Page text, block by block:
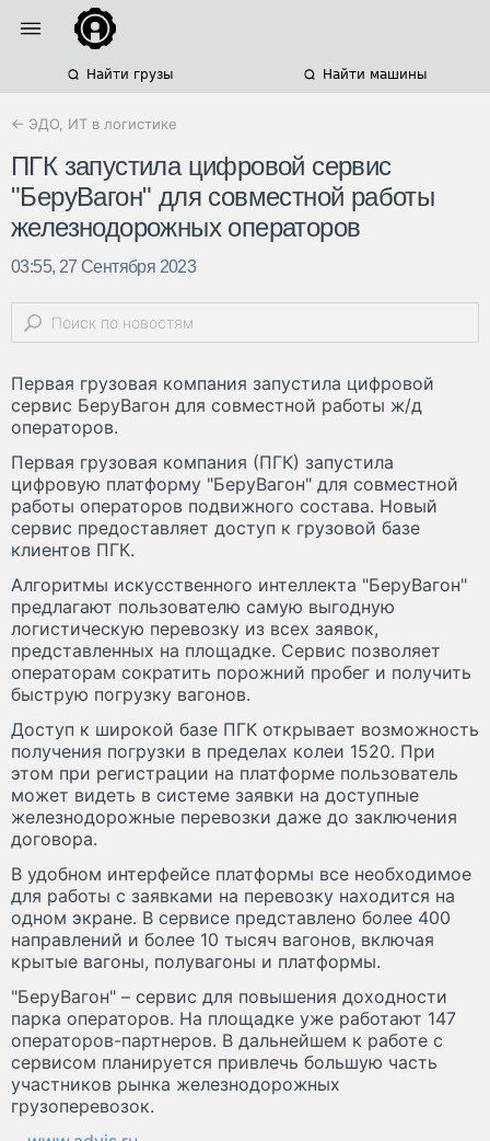
Найти грузы Найти машины
← ЭДО, ИТ в логистике
ПГК запустила цифровой сервис
"БеруВагон" для совместной работы
железнодорожных операторов
03:55, 27 Сентября 2023
Первая грузовая компания запустила цифровой
сервис БеруВагон для совместной работы ж/д
операторов.
Первая грузовая компания (ПГК) запустила
цифровую платформу "БеруВагон" для совместной
работы операторов подвижного состава. Новый
сервис предоставляет доступ к грузовой базе
клиентов ПГК.
Алгоритмы искусственного интеллекта "БеруВагон"
предлагают пользователю самую выгодную
логистическую перевозку из всех заявок,
представленных на площадке. Сервис позволяет
операторам сократить порожний пробег и получить
быструю погрузку вагонов.
Доступ к широкой базе ПГК открывает возможность
получения погрузки в пределах колеи 1520. При
этом при регистрации на платформе пользователь
может видеть в системе заявки на доступные
железнодорожные перевозки даже до заключения
договора.
В удобном интерфейсе платформы все необходимое
для работы с заявками на перевозку находится на
одном экране. В сервисе представлено более 400
направлений и более 10 тысяч вагонов, включая
крытые вагоны, полувагоны и платформы.
"БеруВагон" – сервис для повышения доходности
парка операторов. На площадке уже работают 147
операторов-партнеров. В дальнейшем к работе с
сервисом планируется привлечь большую часть
участников рынка железнодорожных
грузоперевозок.